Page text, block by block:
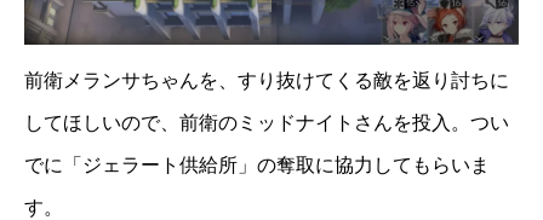
前衛メランサちゃんを、すり抜けてくる敵を返り討ちに
してほしいので、前衛のミッドナイトさんを投入。つい
でに「ジェラート供給所」の奪取に協力してもらいま
す。